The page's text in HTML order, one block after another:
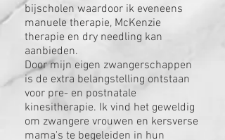
bijscholen waardoor ik eveneens
manuele therapie, McKenzie
therapie en dry needling kan
aanbieden.
Door mijn eigen zwangerschappen
is de extra belangstelling ontstaan
voor pre- en postnatale
kinesitherapie. Ik vind het geweldig
om zwangere vrouwen en kersverse
mama's te begeleiden in hun